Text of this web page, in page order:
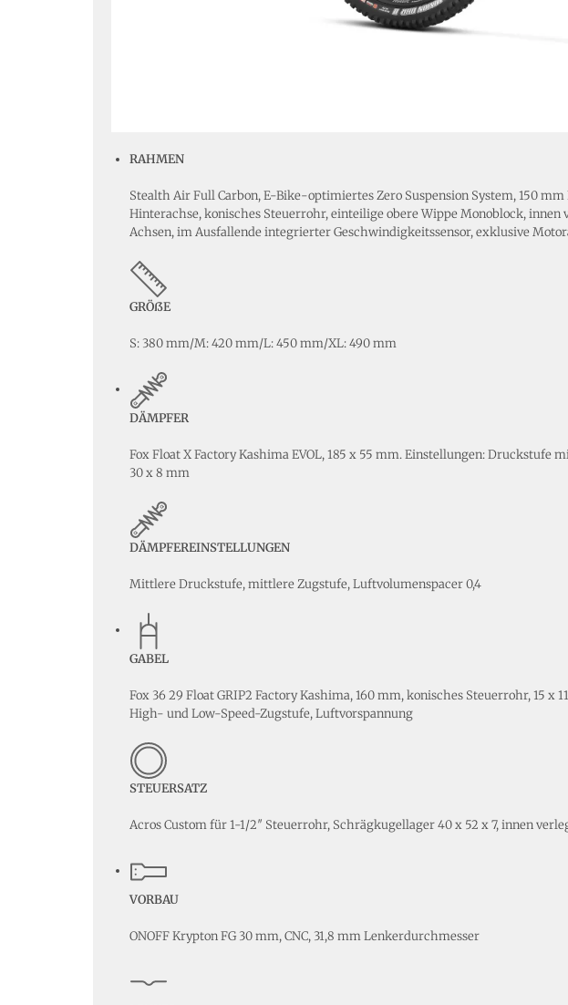
RAHMEN
Stealth Air Full Carbon, E-Bike-optimiertes Zero Suspension System, 150
Hinterachse, konisches Steuerrohr, einteilige obere Wippe Monoblock,
Achsen, im Ausfallende integrierter Geschwindigkeitssensor, exklusive
GRÖßE
S: 380 mm/M: 420 mm/L: 450 mm/XL: 490 mm
DÄMPFER
Fox Float X Factory Kashima EVOL, 185 x 55 mm. Einstellungen:
30 x 8 mm
DÄMPFEREINSTELLUNGEN
Mittlere Druckstufe, mittlere Zugstufe, Luftvolumenspacer 0,4
GABEL
Fox 36 29 Float GRIP2 Factory Kashima, 160 mm, konisches Steuerrohr, 15
High- und Low-Speed-Zugstufe, Luftvorspannung
STEUERSATZ
Acros Custom für 1-1/2″ Steuerrohr, Schrägkugellager 40 x 52 x 7, innen
VORBAU
ONOFF Krypton FG 30 mm, CNC, 31,8 mm Lenkerdurchmesser